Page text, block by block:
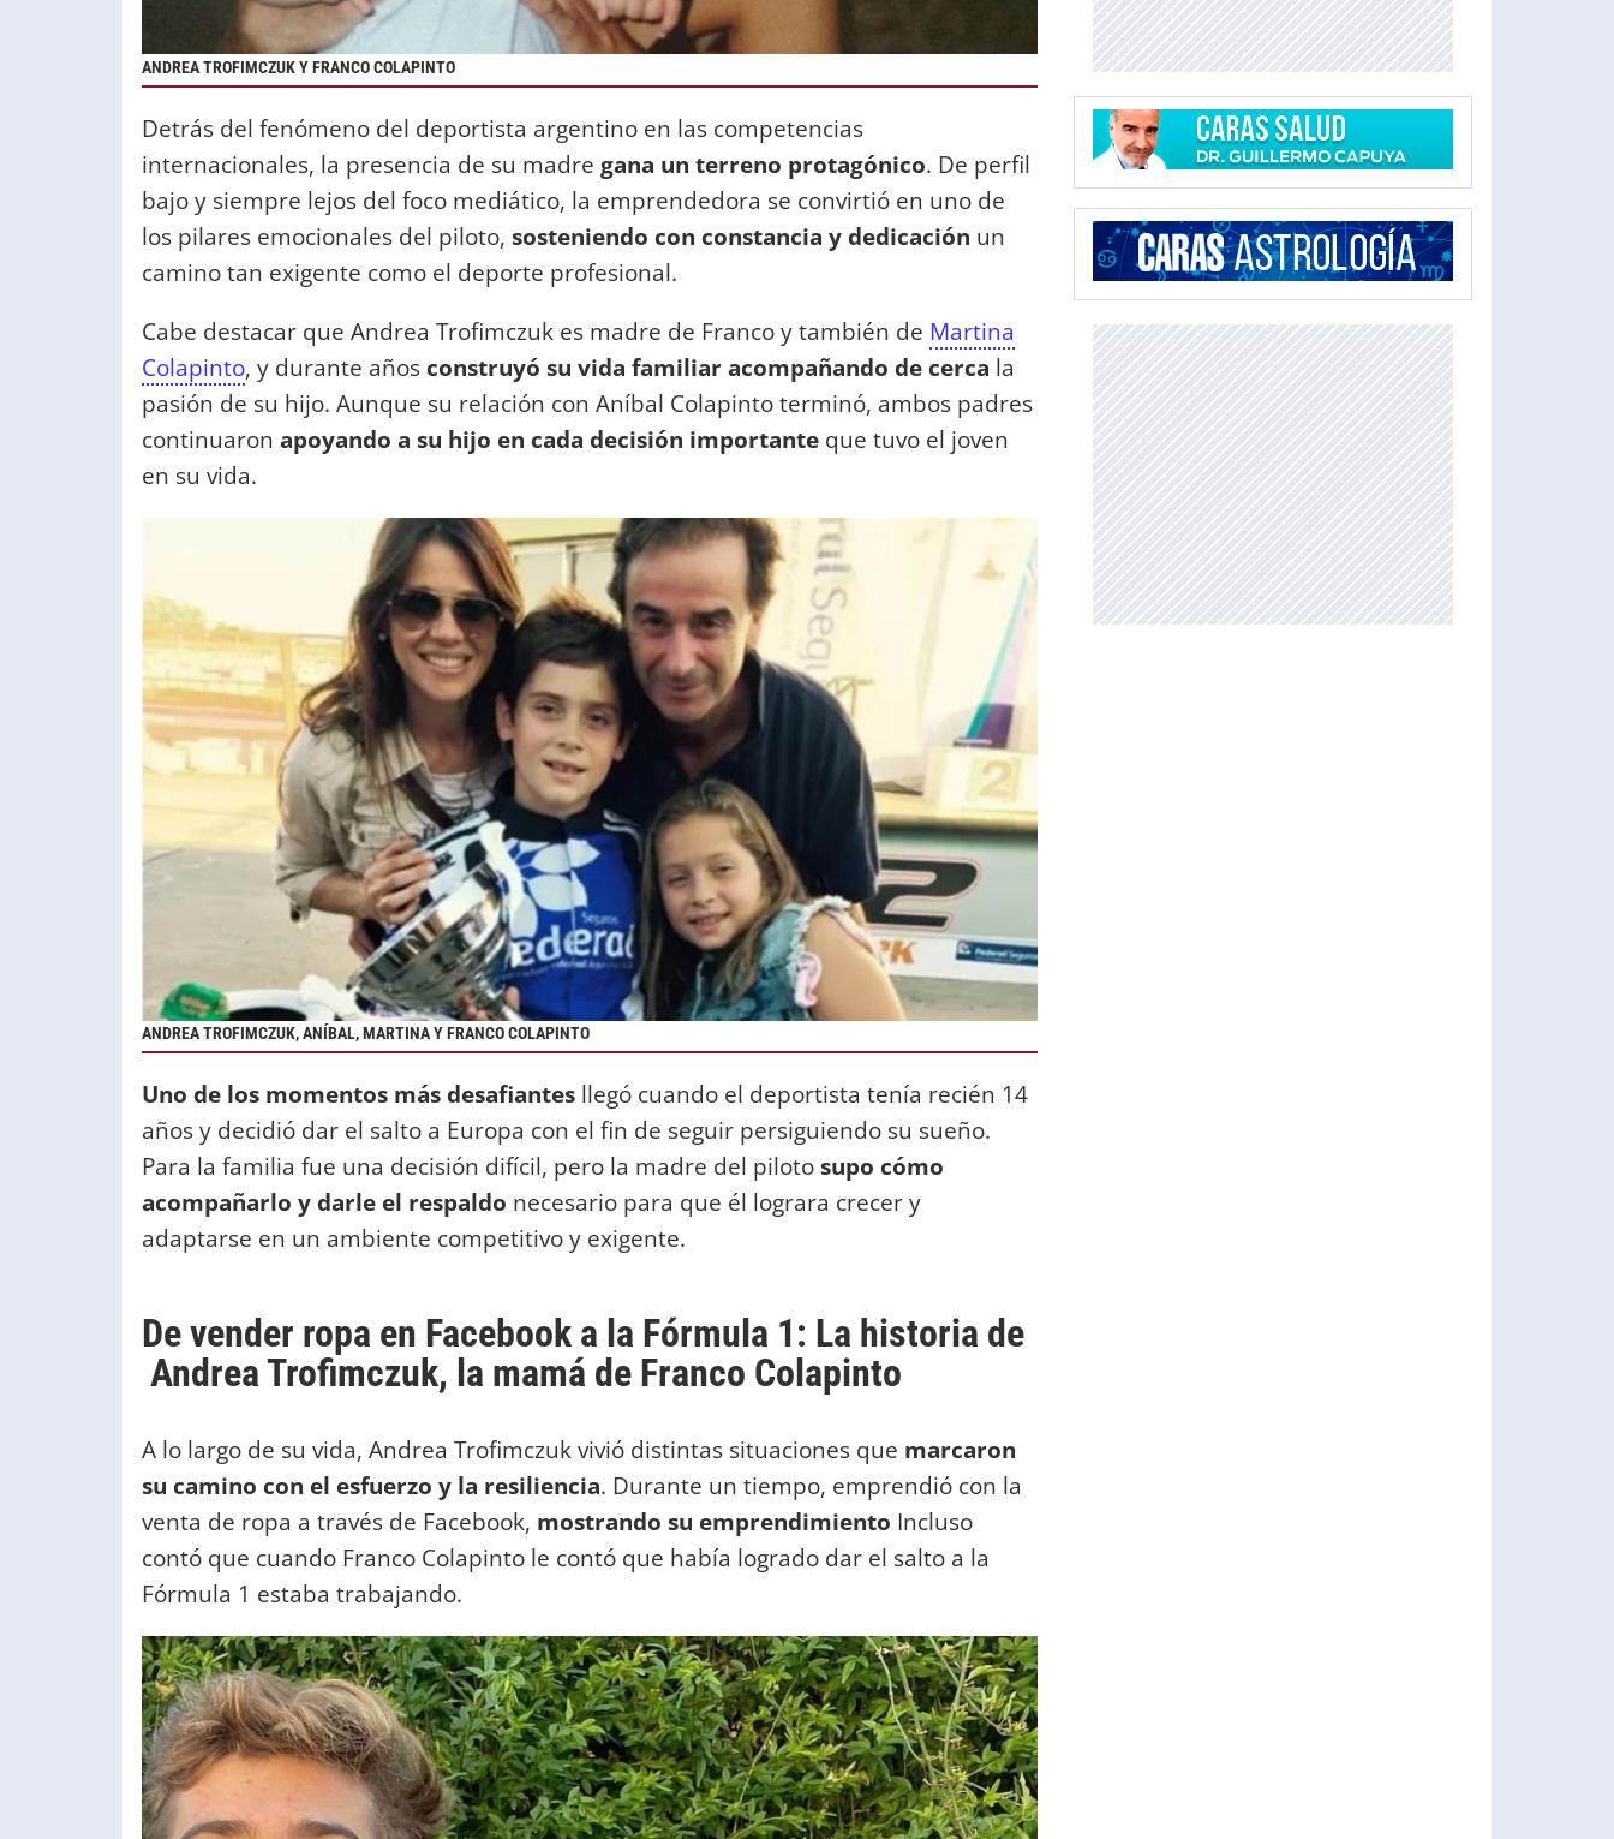
ANDREA TROFIMCZUK Y FRANCO COLAPINTO
Detrás del fenómeno del deportista argentino en las competencias
internacionales, la presencia de su madre gana un terreno protagónico. De perfil
bajo y siempre lejos del foco mediático, la emprendedora se convirtió en uno de
los pilares emocionales del piloto, sosteniendo con constancia y dedicación un
camino tan exigente como el deporte profesional.
Cabe destacar que Andrea Trofimczuk es madre de Franco y también de Martina
Colapinto, y durante años construyó su vida familiar acompañando de cerca la
pasión de su hijo. Aunque su relación con Aníbal Colapinto terminó, ambos padres
continuaron apoyando a su hijo en cada decisión importante que tuvo el joven
en su vida.
ANDREA TROFIMCZUK, ANÍBAL, MARTINA Y FRANCO COLAPINTO
Uno de los momentos más desafiantes llegó cuando el deportista tenía recién 14
años y decidió dar el salto a Europa con el fin de seguir persiguiendo su sueño.
Para la familia fue una decisión difícil, pero la madre del pilotosupo cómo
acompañarlo y darle el respaldo necesario para que él lograra crecer y
adaptarse en un ambiente competitivo y exigente.
De vender ropa en Facebook a la Fórmula 1: La historia de
Andrea Trofimczuk, la mamá de Franco Colapinto
A lo largo de su vida, Andrea Trofimczuk vivió distintas situaciones que marcaron
su camino con el esfuerzo y la resiliencia. Durante un tiempo, emprendió con la
venta de ropa a través de Facebook, mostrando su emprendimiento Incluso
contó que cuando Franco Colapinto le contó que había logrado dar el salto a la
Fórmula 1 estaba trabajando.